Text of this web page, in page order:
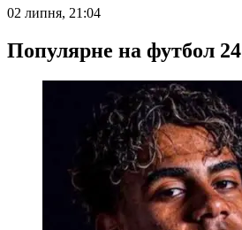
02 липня, 21:04
Популярне на футбол 24